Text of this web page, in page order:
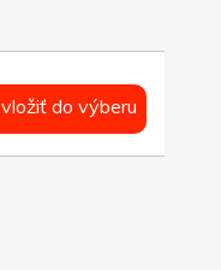
vložiť do výberu